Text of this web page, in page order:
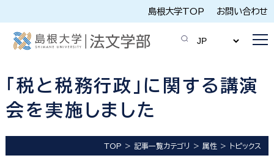
島根大学TOP お問い合わせ
「税と税務行政」に関する講演
会を実施しました
TOP 記事一覧カテゴリ 属性 トピックス